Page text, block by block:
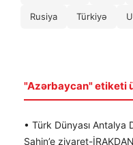
Rusiya Türkiyə
"Azərbaycan" etiketi
• Türk Dünyası Antalya
Şahin’e ziyaret-